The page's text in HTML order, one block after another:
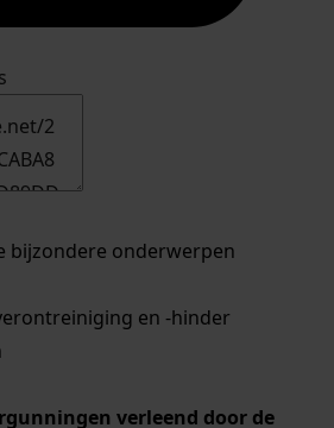
bijzondere onderwerpen
en -hinder
verleend door de